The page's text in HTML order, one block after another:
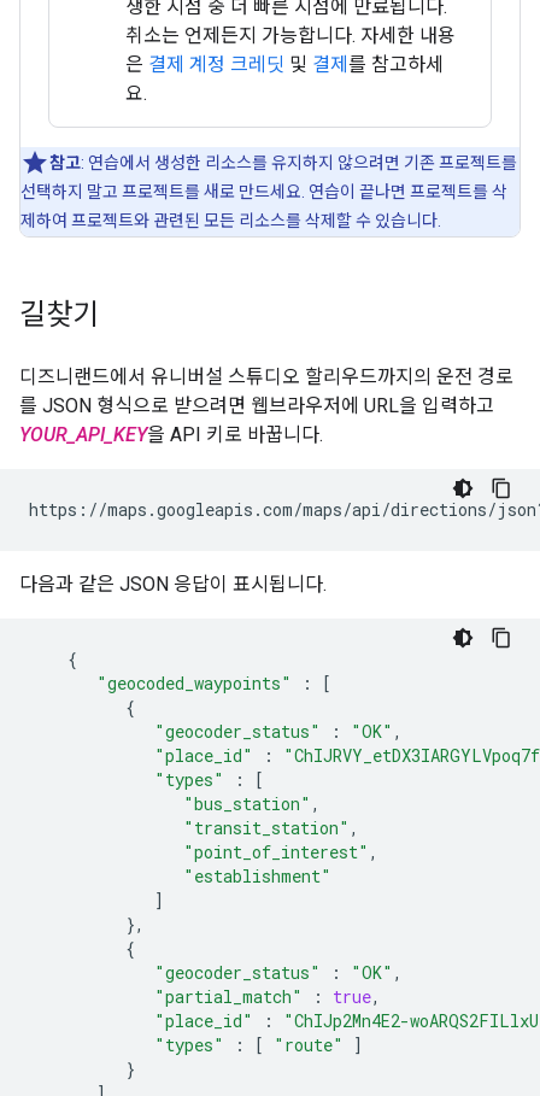
생한 시점 중 더 빠른 시점에 만료됩니다.
취소는 언제든지 가능합니다. 자세한 내용
은 결제 계정 크레딧 및 결제 를 참고하세
요.
참고: 연습에서 생성한 리소스를 유지하지 않으려면 기존 프로젝트를
선택하지 말고 프로젝트를 새로 만드세요. 연습이 끝나면 프로젝트를 삭
제하여 프로젝트와 관련된 모든 리소스를 삭제할 수 있습니다.
길찾기
디즈니랜드에서 유니버설 스튜디오 할리우드까지의 운전 경로
를 JSON 형식으로 받으려면 웹브라우저에 URL을 입력하고
YOUR_API_KEY을 API 키로 바꿉니다.
https://maps.googleapis.com/maps/api/directions/
다음과 같은 JSON 응답이 표시됩니다.
{
"geocoded_waypoints"
:
[
{
"geocoder_status"
: "OK" ,
"place_id"
:
"types"
:
[
"bus_station" ,
"transit_station" ,
"point_of_interest" ,
"establishment"
]
},
{
"geocoder_status"
: "OK" ,
"partial_match"
: true,
"place_id"
:
"ChIJp2Mn4E2-
"types"
: [ "route"
]
}